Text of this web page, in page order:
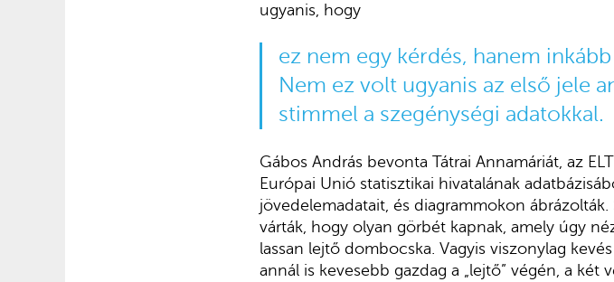
ugyanis, hogy
ez nem egy kérdés, hanem
Nem ez volt ugyanis az első jele
stimmel a szegénységi adatokkal.
Gábos András bevonta Tátrai Annamáriát, az
Európai Unió statisztikai hivatalának
jövedelemadatait, és diagrammokon
várták, hogy olyan görbét kapnak, amely úgy
lassan lejtő dombocska. Vagyis viszonylag
annál is kevesebb gazdag a „lejtő” végén, a